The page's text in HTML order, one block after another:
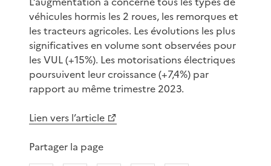
véhicules hormis les 2 roues, les remorques et
les tracteurs agricoles. Les évolutions les plus
significatives en volume sont observées pour
les VUL (+15%). Les motorisations électriques
poursuivent leur croissance (+7,4%) par
rapport au même trimestre 2023.
Lien vers l’article
Partager la page